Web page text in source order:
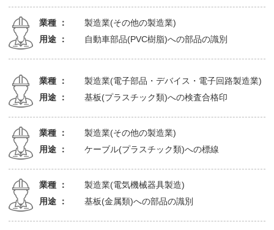
業種 ：
製造業(その他の製造業)
用途 ：
自動車部品(PVC樹脂)への部品の識別
業種 ：
製造業(電子部品・デバイス・電子回路製造業)
用途 ：
基板(プラスチック類)への検査合格印
業種 ：
製造業(その他の製造業)
用途 ：
ケーブル(プラスチック類)への標線
業種 ：
製造業(電気機械器具製造)
用途 ：
基板(金属類)への部品の識別